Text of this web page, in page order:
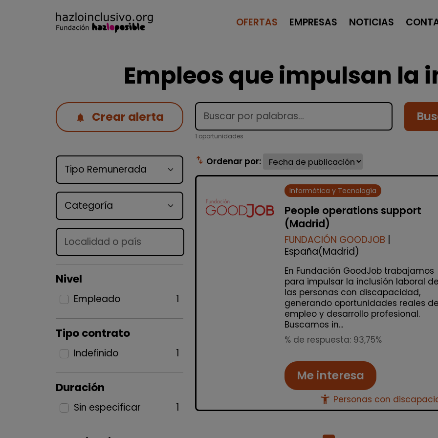
OFERTAS EMPRESAS NOTICIAS
Empleos que impulsan la
Crear alerta
Tipo de oferta
Categoría
Lugar
Nivel
Empleado 1
Tipo contrato
Indefinido 1
Duración
Sin especificar 1
1 oportunidades
swap_vert Ordenar por:
Informática y Tecnología
People operations support
(Madrid)
FUNDACIÓN GOODJOB |
España(Madrid)
En Fundación GoodJob trabajamos
para impulsar la inclusión laboral de
las personas con discapacidad,
generando oportunidades reales de
empleo y desarrollo profesional.
Buscamos in...
% de respuesta: 93,75%
Me interesa
accessibility_new Personas con